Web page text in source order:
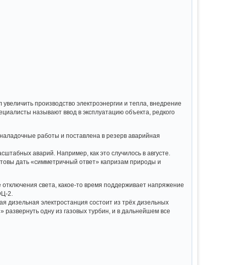
производство электроэнергии и тепла, внедрение
называют ввод в эксплуатацию объекта, редкого
работы и поставлена в резерв аварийная
аварий. Например, как это случилось в августе.
дать «симметричный ответ» капризам природы и
света, какое-то время поддерживает напряжение
2.
электростанция состоит из трёх дизельных
одну из газовых турбин, и в дальнейшем все